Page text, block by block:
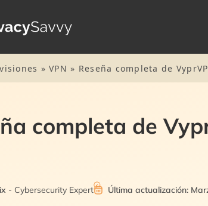
»VPN » Reseña completa de
completa de
- Cybersecurity Expert Última actualización: